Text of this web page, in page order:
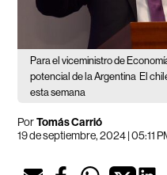
Para el viceministro de
potencial de la Argentina El
esta semana
PorTomás Carrió
19 de septiembre, 2024 | 05:11